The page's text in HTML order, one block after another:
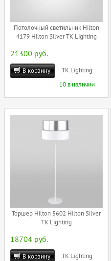
Потолочный светильник Hilton
4179 Hilton Silver TK Lighting
21300 руб.
В корзину
TK Lighting
10 в наличии
Торшер Hilton 5602 Hilton Silver
TK Lighting
18704 руб.
В корзину
TK Lighting